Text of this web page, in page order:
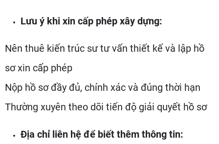
Lưu ý khi xin cấp phép xây dựng:
Nên thuê kiến trúc sư tư vấn thiết kế và lập hồ
sơ xin cấp phép
Nộp hồ sơ đầy đủ, chính xác và đúng thời hạn
Thường xuyên theo dõi tiến độ giải quyết hồ sơ
Địa chỉ liên hệ để biết thêm thông tin: